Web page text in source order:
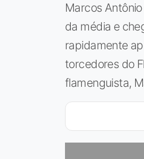
Marcos
da média e
rapidamente
torcedores do
flamenguista,